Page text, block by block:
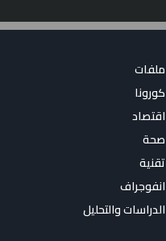
ملفات
كورونا
اقتصاد
صحة
تقنية
انفوجراف
الدراسات والتحليل